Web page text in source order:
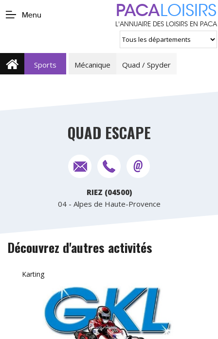
Menu PACALOISIRS
L'ANNUAIRE DES LOISIRS EN PACA
Sports Mécanique Quad / Spyder
QUAD ESCAPE
RIEZ (04500)
04 - Alpes de Haute-Provence
Découvrez d'autres activités
Karting